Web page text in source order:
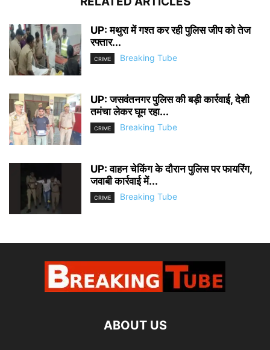
UP: मथुरा में गश्त कर रही पुलिस जीप को तेज
रफ्तार...
CRIME Breaking Tube
UP: जसवंतनगर पुलिस की बड़ी कार्रवाई, देशी
तमंचा लेकर घूम रहा...
CRIME Breaking Tube
UP: वाहन चेकिंग के दौरान पुलिस पर फायरिंग,
जवाबी कार्रवाई में...
CRIME Breaking Tube
ABOUT US